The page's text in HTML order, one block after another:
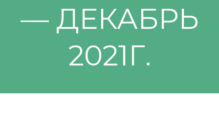
— ДЕКАБРЬ
2021Г.